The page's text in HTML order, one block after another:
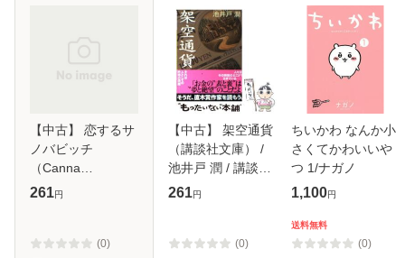
【中古】 恋するサ
ノバビッチ
（Canna
Comics） / ためこ
ル便送料無料】
261円
(0)
【中古】 架空通貨
（講談社文庫） /
池井戸 潤 / 講談社
[文庫]【メール便送
261円
(0)
ちいかわ なんか小
さくてかわいいや
つ 1/ナガノ
1,100円
送料無料
(0)